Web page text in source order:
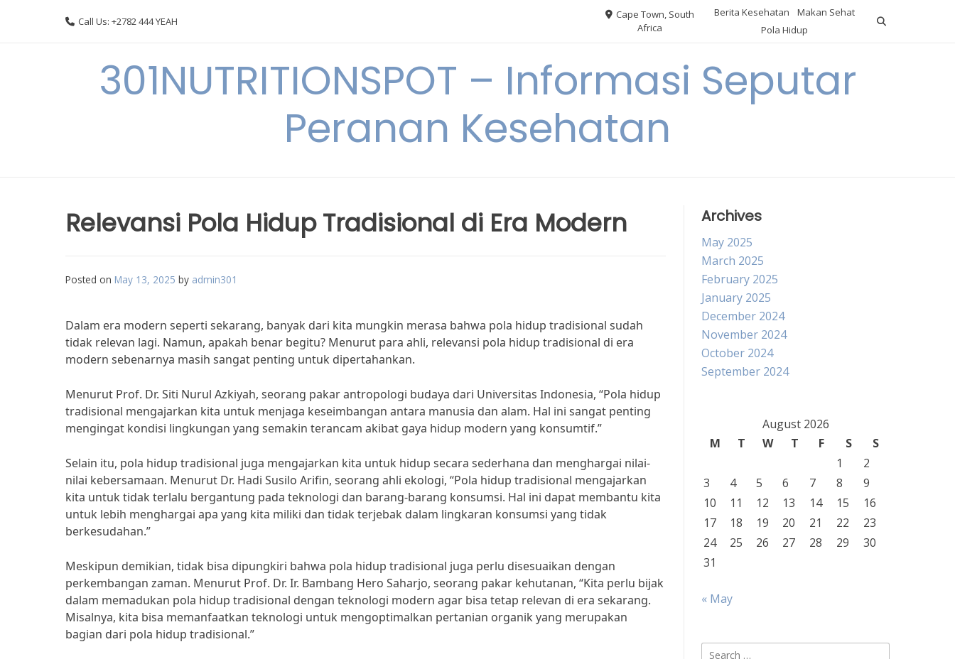
Call Us: +2782 444 YEAH
Cape Town, South
Africa
Berita Kesehatan
Makan Sehat
Pola Hidup
301NUTRITIONSPOT – Informasi Seputar
Peranan Kesehatan
Relevansi Pola Hidup Tradisional di Era Modern
Posted on May 13, 2025 by admin301
Dalam era modern seperti sekarang, banyak dari kita mungkin merasa bahwa pola hidup tradisional sudah
tidak relevan lagi. Namun, apakah benar begitu? Menurut para ahli, relevansi pola hidup tradisional di era
modern sebenarnya masih sangat penting untuk dipertahankan.
Menurut Prof. Dr. Siti Nurul Azkiyah, seorang pakar antropologi budaya dari Universitas Indonesia, “Pola hidup
tradisional mengajarkan kita untuk menjaga keseimbangan antara manusia dan alam. Hal ini sangat penting
mengingat kondisi lingkungan yang semakin terancam akibat gaya hidup modern yang konsumtif.”
Selain itu, pola hidup tradisional juga mengajarkan kita untuk hidup secara sederhana dan menghargai nilai-
nilai kebersamaan. Menurut Dr. Hadi Susilo Arifin, seorang ahli ekologi, “Pola hidup tradisional mengajarkan
kita untuk tidak terlalu bergantung pada teknologi dan barang-barang konsumsi. Hal ini dapat membantu kita
untuk lebih menghargai apa yang kita miliki dan tidak terjebak dalam lingkaran konsumsi yang tidak
berkesudahan.”
Meskipun demikian, tidak bisa dipungkiri bahwa pola hidup tradisional juga perlu disesuaikan dengan
perkembangan zaman. Menurut Prof. Dr. Ir. Bambang Hero Saharjo, seorang pakar kehutanan, “Kita perlu bijak
dalam memadukan pola hidup tradisional dengan teknologi modern agar bisa tetap relevan di era sekarang.
Misalnya, kita bisa memanfaatkan teknologi untuk mengoptimalkan pertanian organik yang merupakan
bagian dari pola hidup tradisional.”
Archives
May 2025
March 2025
February 2025
January 2025
December 2024
November 2024
October 2024
September 2024
August 2026
M
T W T F S
S
1
2
3
4 5 6 7 8
9
10
11 12 13 14 15
16
17
18 19 20 21 22
23
24
25 26 27 28 29
30
31
« May
Search